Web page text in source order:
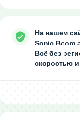
На нашем
Sonic
Всё без
скоростью